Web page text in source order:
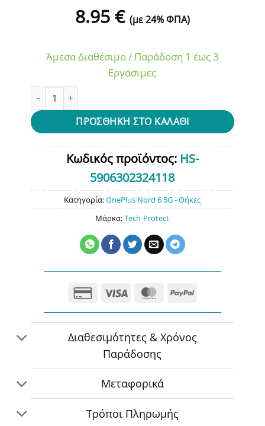
8.95€ (με 24% ΦΠΑ)
Άμεσα Διαθέσιμο / Παράδοση 1 έως 3
Εργάσιμες
Tech-protect Wallet Oneplus Nord 6 Black ποσότητα
ΠΡΟΣΘΉΚΗ ΣΤΟ ΚΑΛΆΘΙ
Κωδικός προϊόντος: HS-
5906302324118
Κατηγορία:OnePlus Nord 6 5G - Θήκες
Μάρκα:Tech-Protect
Credit
2
Visa MasterCard
PayPal
Διαθεσιμότητες & Χρόνος
Παράδοσης
Μεταφορικά
Τρόποι Πληρωμής